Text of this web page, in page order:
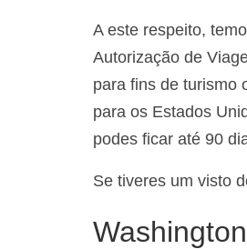
A este respeito,
Autorização de
para fins de turismo
para os Estados
podes ficar até 90
Se tiveres um visto